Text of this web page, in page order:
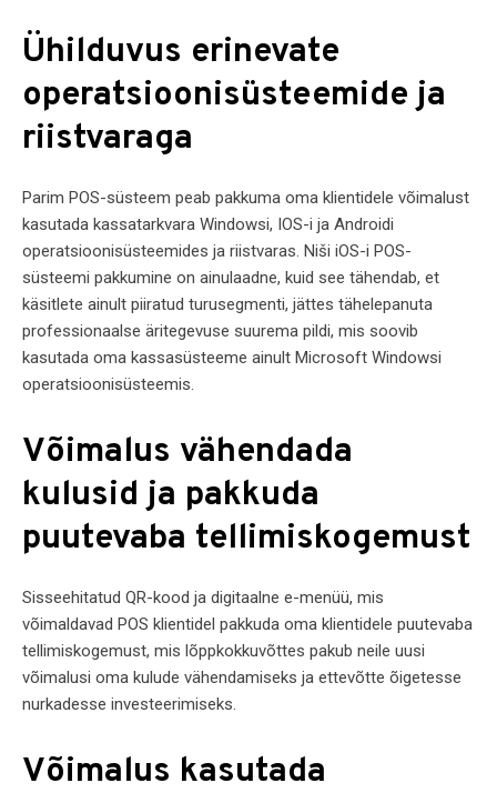
Ühilduvus erinevate
operatsioonisüsteemide ja
riistvaraga
Parim POS-süsteem peab pakkuma oma klientidele võimalust
kasutada kassatarkvara Windowsi, IOS-i ja Androidi
operatsioonisüsteemides ja riistvaras. Niši iOS-i POS-
süsteemi pakkumine on ainulaadne, kuid see tähendab, et
käsitlete ainult piiratud turusegmenti, jättes tähelepanuta
professionaalse äritegevuse suurema pildi, mis soovib
kasutada oma kassasüsteeme ainult Microsoft Windowsi
operatsioonisüsteemis.
Võimalus vähendada
kulusid ja pakkuda
puutevaba tellimiskogemust
Sisseehitatud QR-kood ja digitaalne e-menüü, mis
võimaldavad POS klientidel pakkuda oma klientidele puutevaba
tellimiskogemust, mis lõppkokkuvõttes pakub neile uusi
võimalusi oma kulude vähendamiseks ja ettevõtte õigetesse
nurkadesse investeerimiseks.
Võimalus kasutada